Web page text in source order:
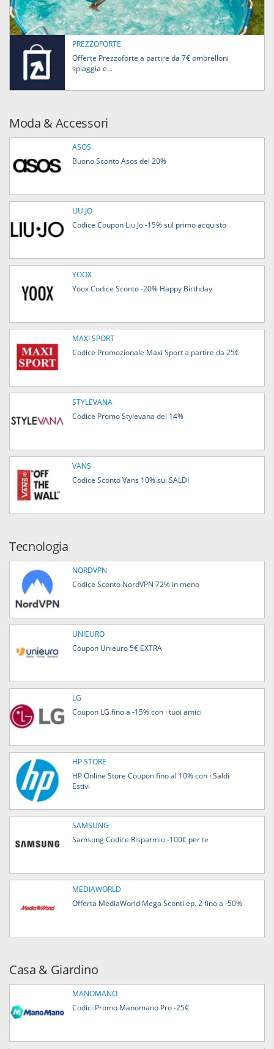
PREZZOFORTE
Offerte Prezzoforte a partire da 7€ ombrelloni
spiaggia e...
Moda & Accessori
ASOS
Buono Sconto Asos del 20%
LIU JO
Codice Coupon Liu Jo -15% sul primo acquisto
YOOX
Yoox Codice Sconto -20% Happy Birthday
MAXI SPORT
Codice Promozionale Maxi Sport a partire da 25€
STYLEVANA
Codice Promo Stylevana del 14%
VANS
Codice Sconto Vans 10% sui SALDI
Tecnologia
NORDVPN
Codice Sconto NordVPN 72% in meno
UNIEURO
Coupon Unieuro 5€ EXTRA
LG
Coupon LG fino a -15% con i tuoi amici
HP STORE
HP Online Store Coupon fino al 10% con i Saldi
Estivi
SAMSUNG
Samsung Codice Risparmio -100€ per te
MEDIAWORLD
Offerta MediaWorld Mega Sconti ep. 2 fino a -50%
Casa & Giardino
MANOMANO
Codici Promo Manomano Pro -25€